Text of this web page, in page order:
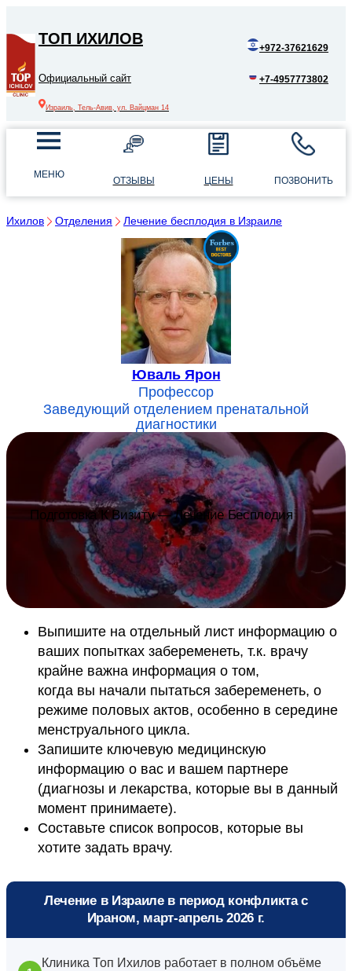
ТОП ИХИЛОВ
Официальный сайт
Израиль, Тель-Авив, ул. Вайцман 14
+972-37621629
+7-4957773802
МЕНЮ
ОТЗЫВЫ ЦЕНЫ ПОЗВОНИТЬ
Ихилов Отделения Лечение бесплодия в Израиле
Юваль Ярон
Профессор
Заведующий отделением пренатальной
диагностики
Подготовка К Визиту — Лечение Бесплодия
Выпишите на отдельный лист информацию о
ваших попытках забеременеть, т.к. врачу
крайне важна информация о том,
когда вы начали пытаться забеременеть, о
режиме половых актов, особенно в середине
менструального цикла.
Запишите ключевую медицинскую
информацию о вас и вашем партнере
(диагнозы и лекарства, которые вы в данный
момент принимаете).
Составьте список вопросов, которые вы
хотите задать врачу.
Лечение в Израиле в период конфликта с
Ираном, март-апрель 2026 г.
Клиника Топ Ихилов работает в полном объёме